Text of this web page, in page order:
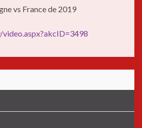
vs France de 2019